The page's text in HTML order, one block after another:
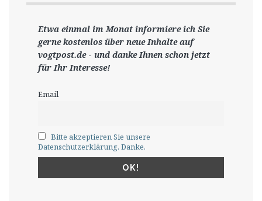
Etwa einmal im Monat informiere ich Sie
gernekostenlos über neue Inhalte auf
vogtpost.de- und danke Ihnen schon jetzt
für Ihr Interesse!
Email
Bitte akzeptieren Sie unsere
Datenschutzerklärung. Danke.